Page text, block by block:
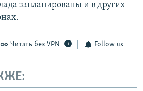
запланированы и в других
Читать без VPN Follow us